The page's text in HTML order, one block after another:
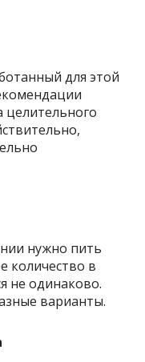
для этой
целительного
нужно пить
количество в
не одинаково.
варианты.